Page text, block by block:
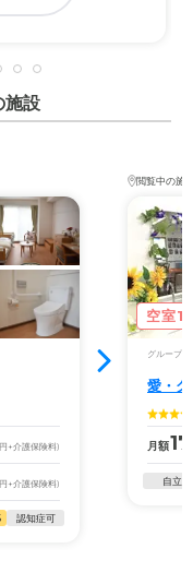
ネージャーさんと
施設
+介護保険料)
+介護保険料)
認知症可
閲覧中の施
空室1
グループホ
愛・
月額
自立